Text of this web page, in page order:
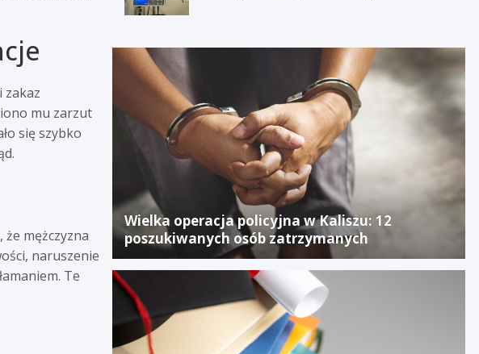
zakaz
mu zarzut
się szybko
mężczyzna
naruszenie
Te
Wielka operacja policyjna w Kaliszu: 12
poszukiwanych osób zatrzymanych